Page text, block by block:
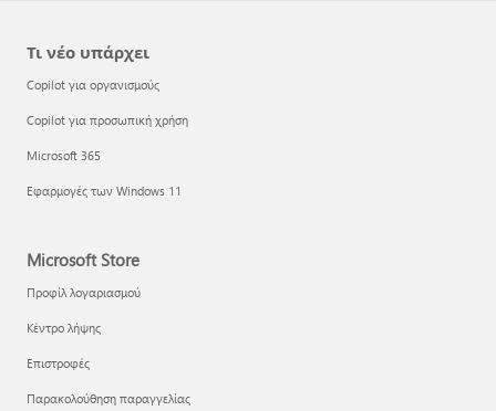
Τι νέο υπάρχει
Copilot για οργανισμούς
Copilot για προσωπική χρήση
Microsoft 365
Εφαρμογές των Windows 11
Microsoft Store
Προφίλ λογαριασμού
Κέντρο λήψης
Επιστροφές
Παρακολούθηση παραγγελίας